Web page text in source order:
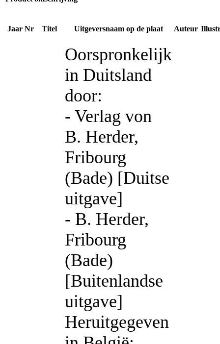
Jaar Nr Titel Uitgeversnaam op de plaat Auteur
Oorspronkelijk
in Duitsland
door:
- Verlag von
B. Herder,
Fribourg
(Bade) [Duitse
uitgave]
- B. Herder,
Fribourg
(Bade)
[Buitenlandse
uitgave]
Heruitgegeven